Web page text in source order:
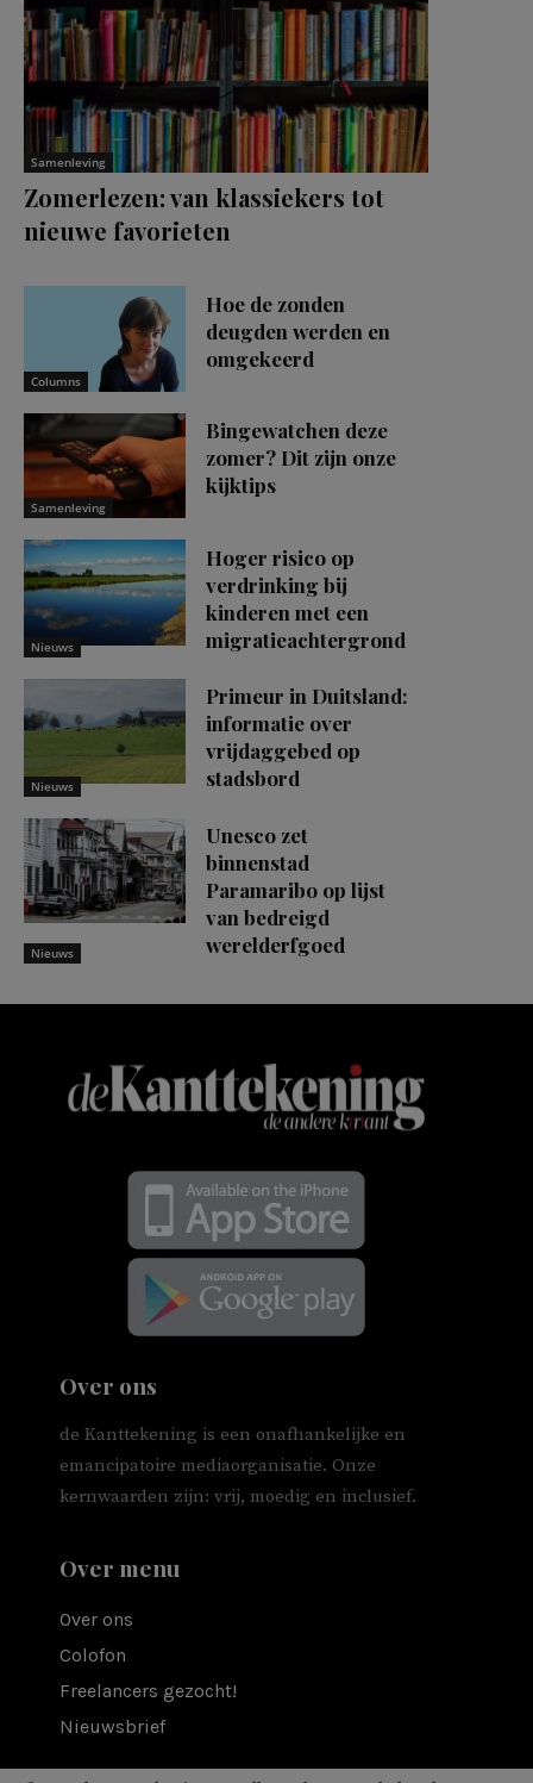
Samenleving
Zomerlezen: van klassiekers tot
nieuwe favorieten
Columns
Hoe de zonden
deugden werden en
omgekeerd
Samenleving
Bingewatchen deze
zomer? Dit zijn onze
kijktips
Nieuws
Hoger risico op
verdrinking bij
kinderen met een
migratieachtergrond
Nieuws
Primeur in Duitsland:
informatie over
vrijdaggebed op
stadsbord
Nieuws
Unesco zet
binnenstad
Paramaribo op lijst
van bedreigd
werelderfgoed
Over ons
de Kanttekening is een onafhankelijke en
emancipatoire mediaorganisatie. Onze
kernwaarden zijn: vrij, moedig en inclusief.
Over menu
Over ons
Colofon
Freelancers gezocht!
Nieuwsbrief